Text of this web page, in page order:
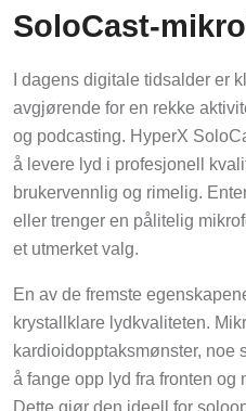
SoloCast-
I dagens digitale tidsalder er
avgjørende for en rekke
og podcasting. HyperX
å levere lyd i profesjonell
brukervennlig og rimelig.
eller trenger en pålitelig
et utmerket valg.
En av de fremste
krystallklare lydkvaliteten.
kardioidopptaksmønster, noe
å fange opp lyd fra fronten og
Dette gjør den ideell for